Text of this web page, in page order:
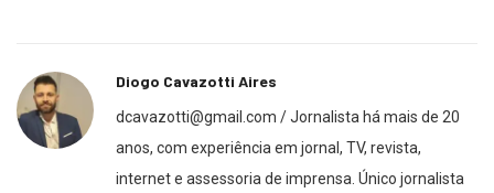
Diogo Cavazotti Aires
dcavazotti@gmail.com / Jornalista há mais de 20
anos, com experiência em jornal, TV, revista,
internet e assessoria de imprensa. Único jornalista